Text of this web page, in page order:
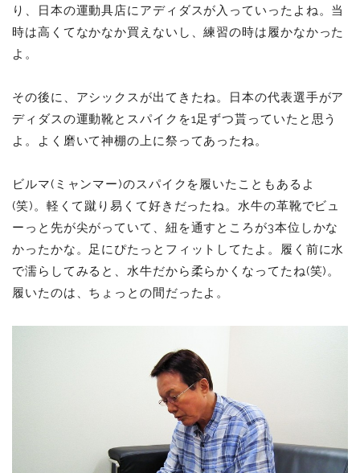
り、日本の運動具店にアディダスが入っていったよね。当
時は高くてなかなか買えないし、練習の時は履かなかった
よ。
その後に、アシックスが出てきたね。日本の代表選手がア
ディダスの運動靴とスパイクを1足ずつ貰っていたと思う
よ。よく磨いて神棚の上に祭ってあったね。
ビルマ(ミャンマー)のスパイクを履いたこともあるよ
(笑)。軽くて蹴り易くて好きだったね。水牛の革靴でビュ
ーっと先が尖がっていて、紐を通すところが3本位しかな
かったかな。足にぴたっとフィットしてたよ。履く前に水
で濡らしてみると、水牛だから柔らかくなってたね(笑)。
履いたのは、ちょっとの間だったよ。